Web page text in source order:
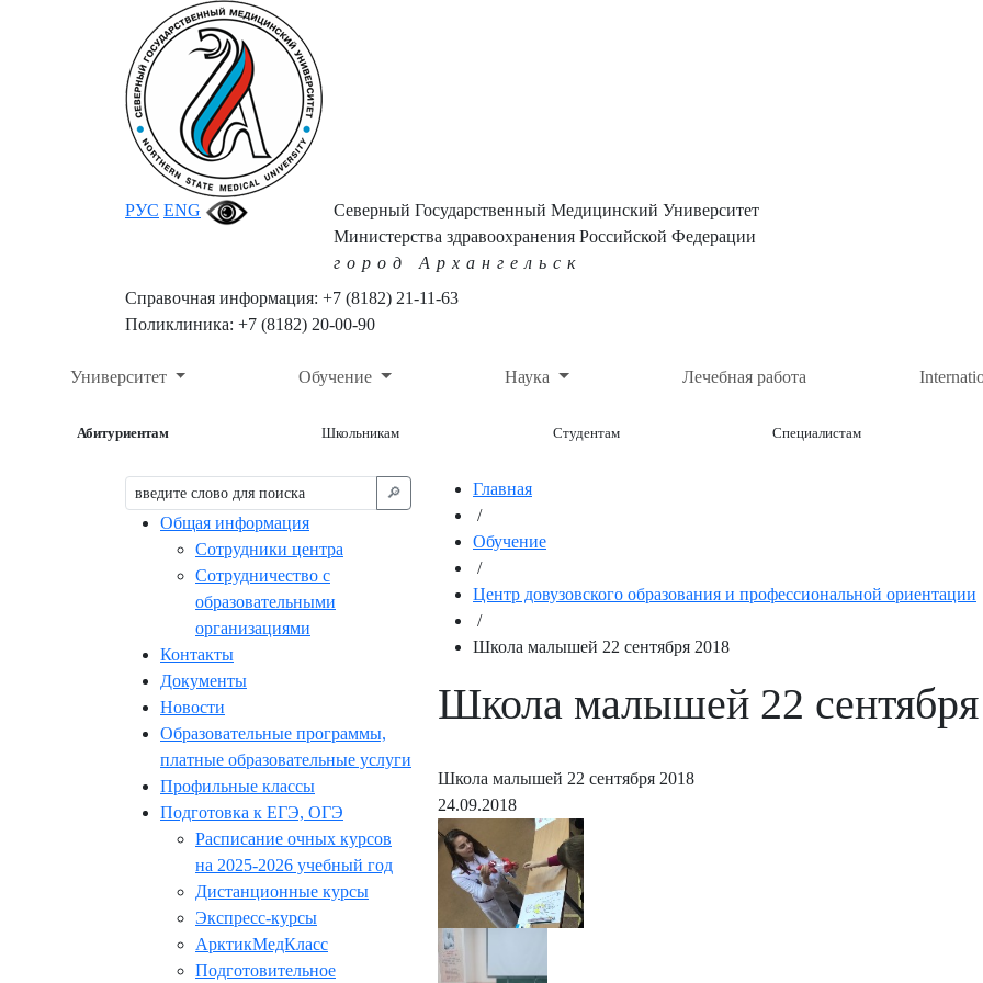
РУС ENG
Северный Государственный Медицинский Университет
Министерства здравоохранения Российской Федерации
город Архангельск
Справочная информация: +7 (8182) 21-11-63
Поликлиника: +7 (8182) 20-00-90
Университет Обучение Наука Лечебная работа
Абитуриентам Школьникам Студентам Специалистам
🔎︎
Общая информация
Сотрудники центра
Сотрудничество с
образовательными
организациями
Контакты
Документы
Новости
Образовательные программы,
платные образовательные услуги
Профильные классы
Подготовка к ЕГЭ, ОГЭ
Расписание очных курсов
на 2025-2026 учебный год
Дистанционные курсы
Экспресс-курсы
АрктикМедКласс
Подготовительное
Главная
/
Обучение
/
Центр довузовского образования и профессиональной ориентации
/
Школа малышей 22 сентября 2018
Школа малышей 22
Школа малышей 22 сентября 2018
24.09.2018